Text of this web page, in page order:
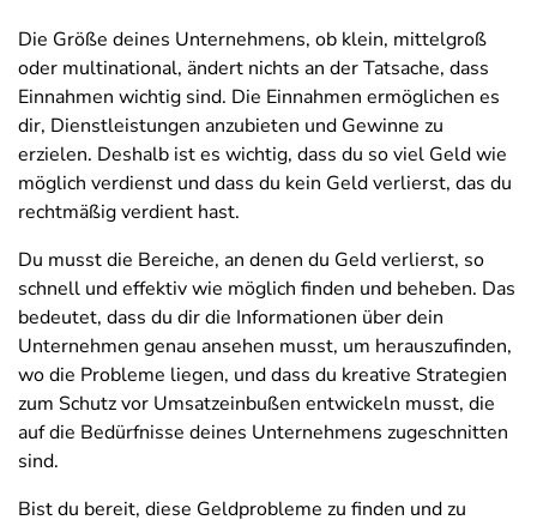
Die Größe deines Unternehmens, ob klein, mittelgroß
oder multinational, ändert nichts an der Tatsache, dass
Einnahmen wichtig sind. Die Einnahmen ermöglichen es
dir, Dienstleistungen anzubieten und Gewinne zu
erzielen. Deshalb ist es wichtig, dass du so viel Geld wie
möglich verdienst und dass du kein Geld verlierst, das du
rechtmäßig verdient hast.
Du musst die Bereiche, an denen du Geld verlierst, so
schnell und effektiv wie möglich finden und beheben. Das
bedeutet, dass du dir die Informationen über dein
Unternehmen genau ansehen musst, um herauszufinden,
wo die Probleme liegen, und dass du kreative Strategien
zum Schutz vor Umsatzeinbußen entwickeln musst, die
auf die Bedürfnisse deines Unternehmens zugeschnitten
sind.
Bist du bereit, diese Geldprobleme zu finden und zu